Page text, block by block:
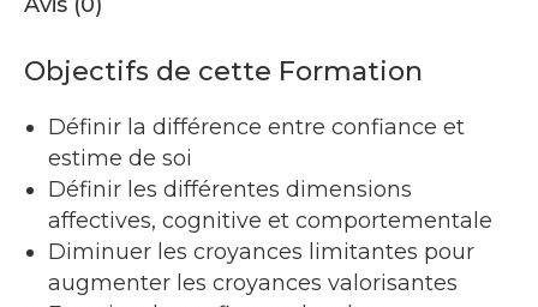
Objectifs de cette Formation
Définir la différence entre confiance et
estime de soi
Définir les différentes dimensions
affectives, cognitive et comportementale
Diminuer les croyances limitantes pour
augmenter les croyances valorisantes